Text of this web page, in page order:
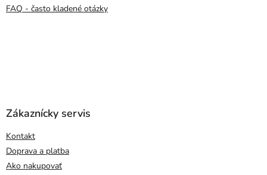
FAQ - často kladené otázky
Zákaznícky servis
Kontakt
Doprava a platba
Ako nakupovať